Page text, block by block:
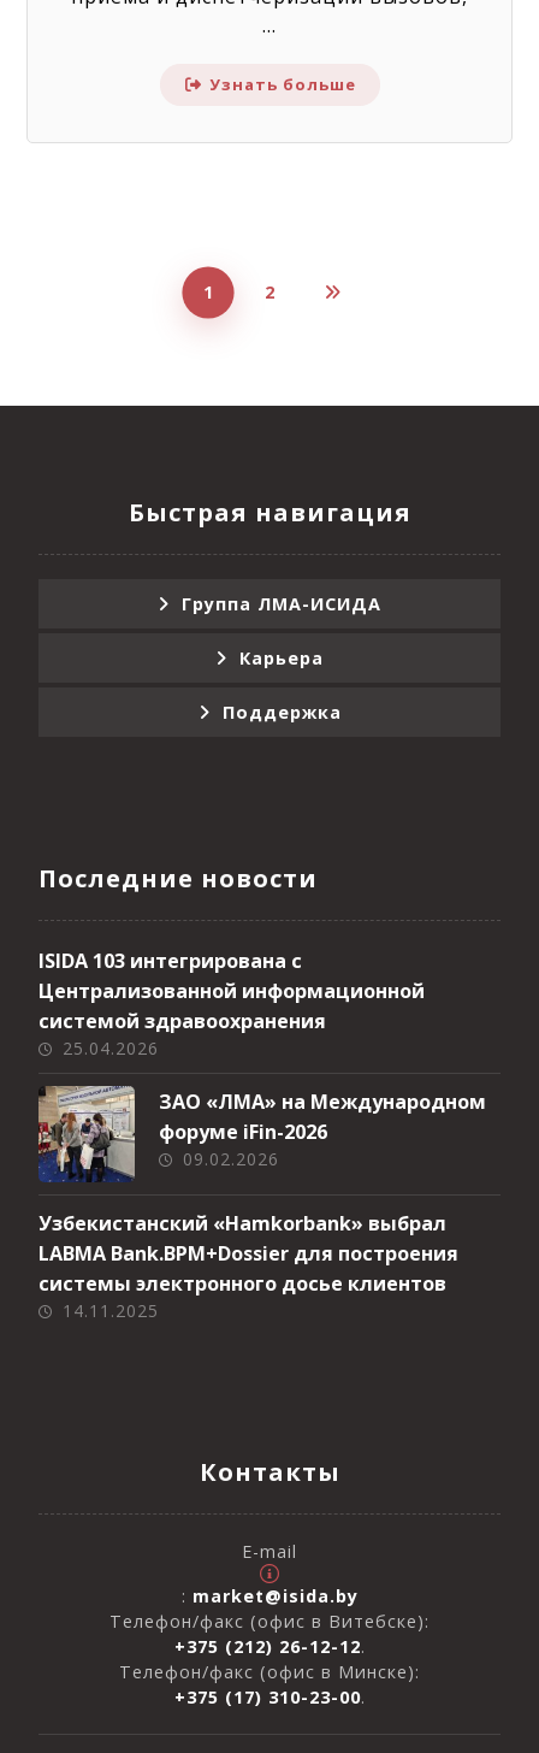
...
Узнать больше
1 2
Быстрая навигация
Группа ЛМА-ИСИДА
Карьера
Поддержка
Последние новости
ISIDA 103 интегрирована с
Централизованной информационной
системой здравоохранения
25.04.2026
ЗАО «ЛМА» на Международном
форуме iFin-2026
09.02.2026
Узбекистанский «Hamkorbank» выбрал
LABMA Bank.BPM+Dossier для построения
системы электронного досье клиентов
14.11.2025
Контакты
E-mail
: market@isida.by
Телефон/факс (офис в Витебске):
+375 (212) 26-12-12.
Телефон/факс (офис в Минске):
+375 (17) 310-23-00.